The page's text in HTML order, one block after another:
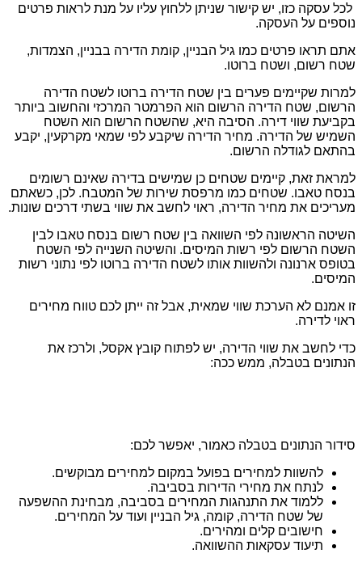
לכל עסקה כזו, יש קישור שניתן ללחוץ עליו על מנת לראות פרטים
נוספים על העסקה.
אתם תראו פרטים כמו גיל הבניין, קומת הדירה בבניין, הצמדות,
שטח רשום, ושטח ברוטו.
למרות שקיימים פערים בין שטח הדירה ברוטו לשטח הדירה
הרשום, שטח הדירה הרשום הוא הפרמטר המרכזי והחשוב ביותר
בקביעת שווי דירה. הסיבה היא, שהשטח הרשום הוא השטח
השמיש של הדירה. מחיר הדירה שיקבע לפי שמאי מקרקעין, יקבע
בהתאם לגודלה הרשום.
למראת זאת, קיימים שטחים כן שמישים בדירה שאינם רשומים
בנסח טאבו. שטחים כמו מרפסת שירות של המטבח. לכן, כשאתם
מעריכים את מחיר הדירה, ראוי לחשב את שווי בשתי דרכים שונות.
השיטה הראשונה לפי השוואה בין שטח רשום בנסח טאבו לבין
השטח הרשום לפי רשות המיסים. והשיטה השנייה לפי השטח
בטופס ארנונה ולהשוות אותו לשטח הדירה ברוטו לפי נתוני רשות
המיסים.
זו אמנם לא הערכת שווי שמאית, אבל זה ייתן לכם טווח מחירים
ראוי לדירה.
כדי לחשב את שווי הדירה, יש לפתוח קובץ אקסל, ולרכז את
הנתונים בטבלה, ממש ככה:
סידור הנתונים בטבלה כאמור, יאפשר לכם:
להשוות למחירים בפועל במקום למחירים מבוקשים.
לנתח את מחירי הדירות בסביבה.
ללמוד את התנהגות המחירים בסביבה, מבחינת ההשפעה
של שטח הדירה, קומה, גיל הבניין ועוד על המחירים.
חישובים קלים ומהירים.
תיעוד עסקאות ההשוואה.